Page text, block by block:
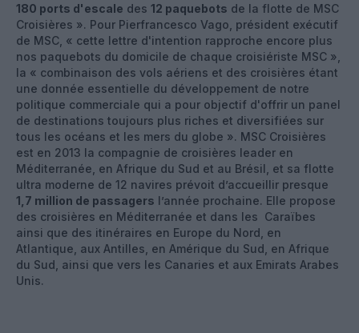
180 ports d'escale des 12 paquebots de la flotte de MSC
Croisières ». Pour Pierfrancesco Vago, président exécutif
de MSC, « cette lettre d'intention rapproche encore plus
nos paquebots du domicile de chaque croisiériste MSC »,
la « combinaison des vols aériens et des croisières étant
une donnée essentielle du développement de notre
politique commerciale qui a pour objectif d'offrir un panel
de destinations toujours plus riches et diversifiées sur
tous les océans et les mers du globe ». MSC Croisières
est en 2013 la compagnie de croisières leader en
Méditerranée, en Afrique du Sud et au Brésil, et sa flotte
ultra moderne de 12 navires prévoit d’accueillir presque
1,7 million de passagers l’année prochaine. Elle propose
des croisières en Méditerranée et dans les Caraïbes
ainsi que des itinéraires en Europe du Nord, en
Atlantique, aux Antilles, en Amérique du Sud, en Afrique
du Sud, ainsi que vers les Canaries et aux Emirats Arabes
Unis.